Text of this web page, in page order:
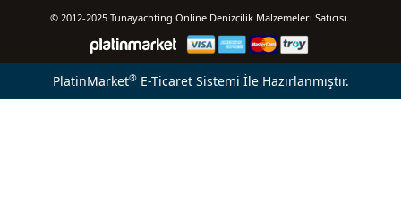
© 2012-2025 Tunayachting Online Denizcilik Malzemeleri Satıcısı..
PlatinMarket®E-Ticaret Sistemi İle Hazırlanmıştır.